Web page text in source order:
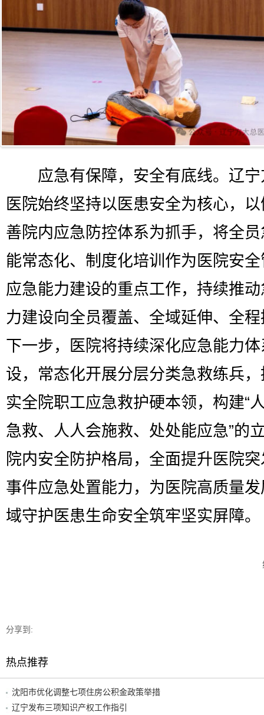
应急有保障，安全有底线。辽宁
医院始终坚持以医患安全为核心，
善院内应急防控体系为抓手，将全
能常态化、制度化培训作为医院安
应急能力建设的重点工作，持续推
力建设向全员覆盖、全域延伸、全
下一步，医院将持续深化应急能力
设，常态化开展分层分类急救练兵
实全院职工应急救护硬本领，构建“
急救、人人会施救、处处能应急”的
院内安全防护格局，全面提升医院
事件应急处置能力，为医院高质量
域守护医患生命安全筑牢坚实屏障。
分享到:
热点推荐
沈阳市优化调整七项住房公积金政策举措
辽宁发布三项知识产权工作指引